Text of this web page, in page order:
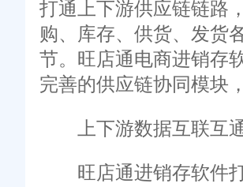
打通上下游供应链链路
购、库存、供货、发货
节。旺店通电商进销存
完善的供应链协同模块
上下游数据互联互
旺店通进销存软件